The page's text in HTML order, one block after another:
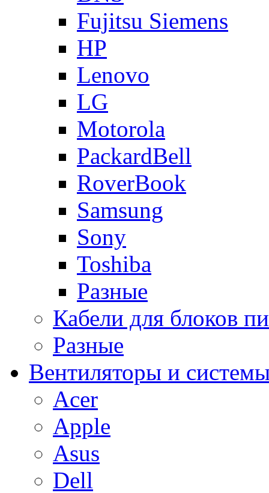
Fujitsu Siemens
HP
Lenovo
LG
Motorola
PackardBell
RoverBook
Samsung
Sony
Toshiba
Разные
Кабели для блоков
Разные
Вентиляторы и
Acer
Apple
Asus
Dell